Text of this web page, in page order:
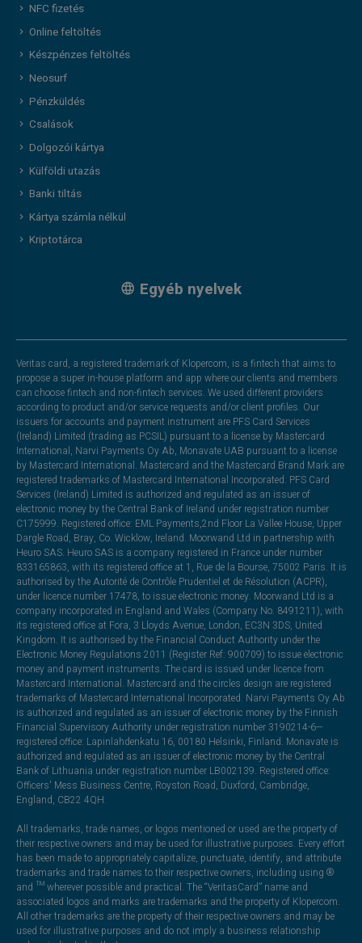
NFC fizetés
Online feltöltés
Készpénzes feltöltés
Neosurf
Pénzküldés
Csalások
Dolgozói kártya
Külföldi utazás
Banki tiltás
Kártya számla nélkül
Kriptotárca
Egyéb nyelvek
Veritas card, a registered trademark of Klopercom, is a fintech that aims to
propose a super in-house platform and app where our clients and members
can choose fintech and non-fintech services. We used different providers
according to product and/or service requests and/or client profiles. Our
issuers for accounts and payment instrument are PFS Card Services
(Ireland) Limited (trading as PCSIL) pursuant to a license by Mastercard
International, Narvi Payments Oy Ab, Monavate UAB pursuant to a license
by Mastercard International. Mastercard and the Mastercard Brand Mark are
registered trademarks of Mastercard International Incorporated. PFS Card
Services (Ireland) Limited is authorized and regulated as an issuer of
electronic money by the Central Bank of Ireland under registration number
C175999. Registered office: EML Payments,2nd Floor La Vallee House, Upper
Dargle Road, Bray, Co. Wicklow, Ireland. Moorwand Ltd in partnership with
Heuro SAS. Heuro SAS is a company registered in France under number
833165863, with its registered office at 1, Rue de la Bourse, 75002 Paris. It is
authorised by the Autorité de Contrôle Prudentiel et de Résolution (ACPR),
under licence number 17478, to issue electronic money. Moorwand Ltd is a
company incorporated in England and Wales (Company No. 8491211), with
its registered office at Fora, 3 Lloyds Avenue, London, EC3N 3DS, United
Kingdom. It is authorised by the Financial Conduct Authority under the
Electronic Money Regulations 2011 (Register Ref: 900709) to issue electronic
money and payment instruments. The card is issued under licence from
Mastercard International. Mastercard and the circles design are registered
trademarks of Mastercard International Incorporated. Narvi Payments Oy Ab
is authorized and regulated as an issuer of electronic money by the Finnish
Financial Supervisory Authority under registration number 3190214-6—
registered office: Lapinlahdenkatu 16, 00180 Helsinki, Finland. Monavate is
authorized and regulated as an issuer of electronic money by the Central
Bank of Lithuania under registration number LB002139. Registered office:
Officers' Mess Business Centre, Royston Road, Duxford, Cambridge,
England, CB22 4QH.
All trademarks, trade names, or logos mentioned or used are the property of
their respective owners and may be used for illustrative purposes. Every effort
has been made to appropriately capitalize, punctuate, identify, and attribute
trademarks and trade names to their respective owners, including using ®
and ™ wherever possible and practical. The “VeritasCard” name and
associated logos and marks are trademarks and the property of Klopercom.
All other trademarks are the property of their respective owners and may be
used for illustrative purposes and do not imply a business relationship